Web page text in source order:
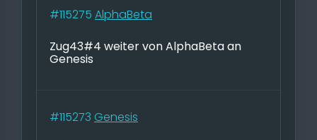
#115275 AlphaBeta
Zug43#4 weiter von AlphaBeta an
Genesis
#115273 Genesis